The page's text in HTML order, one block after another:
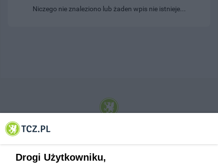
Niczego nie znaleziono lub żaden wpis nie istnieje...
© 2001-2026 Tczew - TCZ.PL Sp. z o.o. Internetowy Serwis Informacyjny Miasta
Drogi Użytkowniku,